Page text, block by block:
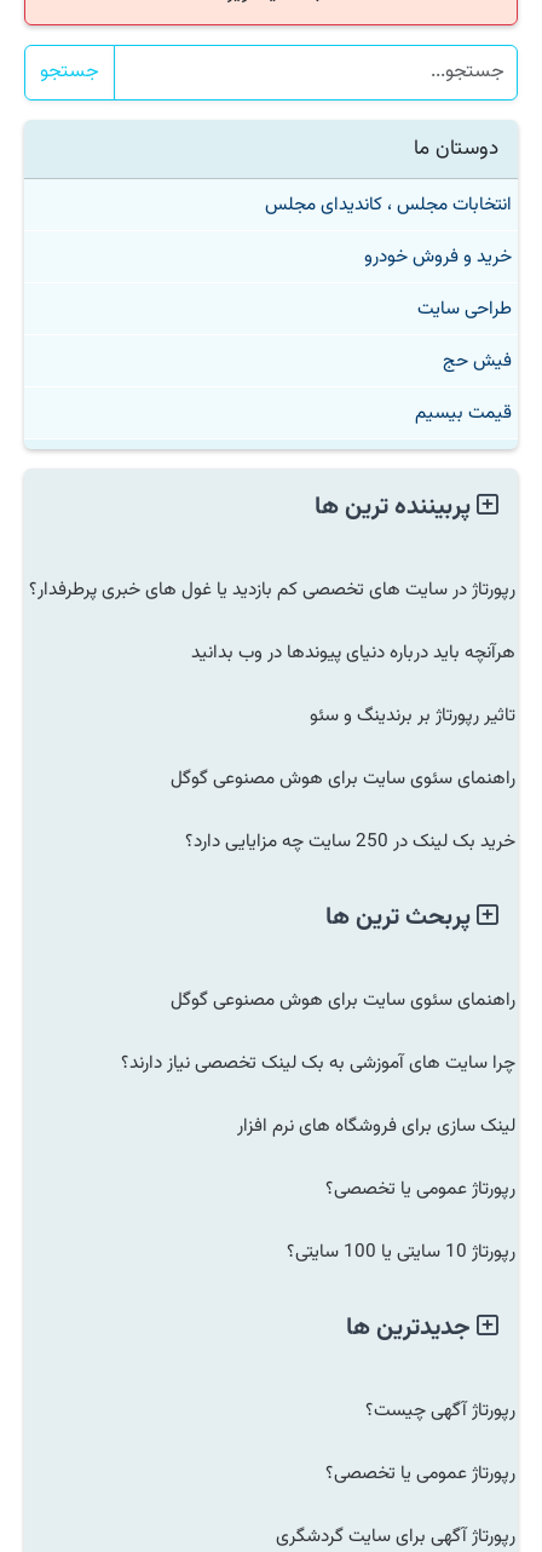
جستجو
دوستان ما
انتخابات مجلس ، کاندیدای مجلس
خرید و فروش خودرو
طراحی سایت
فیش حج
قیمت بیسیم
پربیننده ترین ها
رپورتاژ در سایت های تخصصی کم بازدید یا غول های خبری پرطرفدار؟
هرآنچه باید درباره دنیای پیوندها در وب بدانید
تاثیر رپورتاژ بر برندینگ و سئو
راهنمای سئوی سایت برای هوش مصنوعی گوگل
خرید بک لینک در 250 سایت چه مزایایی دارد؟
پربحث ترین ها
راهنمای سئوی سایت برای هوش مصنوعی گوگل
چرا سایت های آموزشی به بک لینک تخصصی نیاز دارند؟
لینک سازی برای فروشگاه های نرم افزار
رپورتاژ عمومی یا تخصصی؟
رپورتاژ 10 سایتی یا 100 سایتی؟
جدیدترین ها
رپورتاژ آگهی چیست؟
رپورتاژ عمومی یا تخصصی؟
رپورتاژ آگهی برای سایت گردشگری